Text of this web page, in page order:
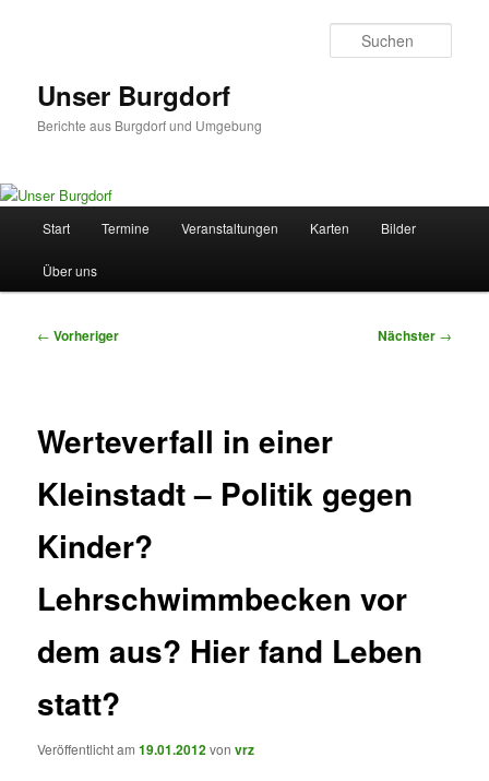
Unser Burgdorf
Berichte aus Burgdorf und Umgebung
Start Termine Veranstaltungen Karten Bilder
Über uns
Beitragsnavigation
← Vorheriger Nächster →
Werteverfall in einer
Kleinstadt – Politik gegen
Kinder?
Lehrschwimmbecken vor
dem aus? Hier fand Leben
statt?
Veröffentlicht am19.01.2012vonvrz